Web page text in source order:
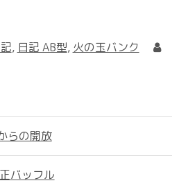
, 日記 AB型, 火の玉バンク
らの開放
バッフル